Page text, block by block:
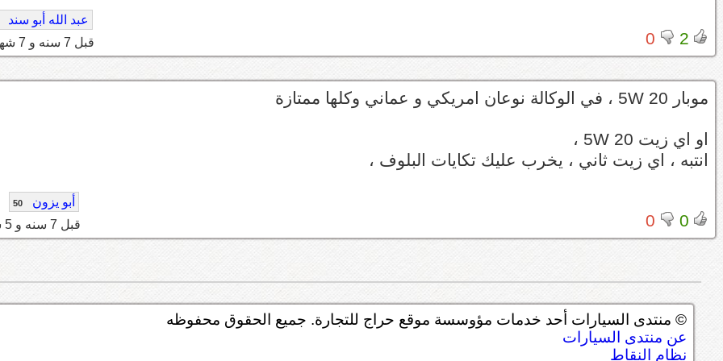
2
0
عبد الله أبو سند
قبل 7 سنه و 7 شهر
موبار 5W 20 ، في الوكالة نوعان امريكي و عماني وكلها ممتازة
او اي زيت 5W 20 ،
انتبه ، اي زيت ثاني ، يخرب عليك تكايات البلوف ،
0
0
أبو يزون 50
قبل 7 سنه و 5 شهر
© منتدى السيارات أحد خدمات مؤوسسة موقع حراج للتجارة. جميع الحقوق محفوظه
عن منتدى السيارات
نظام النقاط